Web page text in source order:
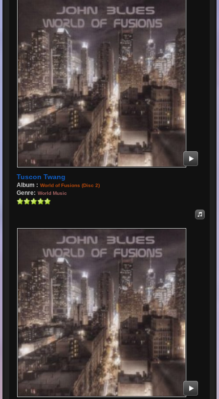
Tuscon Twang
Album : World of Fusions (Disc 2)
Genre: World Music